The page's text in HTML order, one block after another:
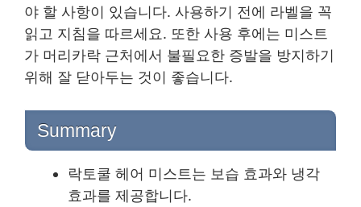
야 할 사항이 있습니다. 사용하기 전에 라벨을 꼭
읽고 지침을 따르세요. 또한 사용 후에는 미스트
가 머리카락 근처에서 불필요한 증발을 방지하기
위해 잘 닫아두는 것이 좋습니다.
Summary
락토쿨 헤어 미스트는 보습 효과와 냉각
효과를 제공합니다.